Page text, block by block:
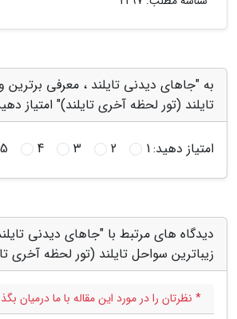
به "جاهای دیدنی تایلند ، معرفی برترین
تایلند (تور لحظه آخری تایلند)" امتیاز
امتیاز دهید:1
2
3
4
5
دیدگاه های مرتبط با "جاهای دیدنی
زیباترین سواحل تایلند (تور لحظه آخری
* نظرتان را در مورد این مقاله با ما درمیان